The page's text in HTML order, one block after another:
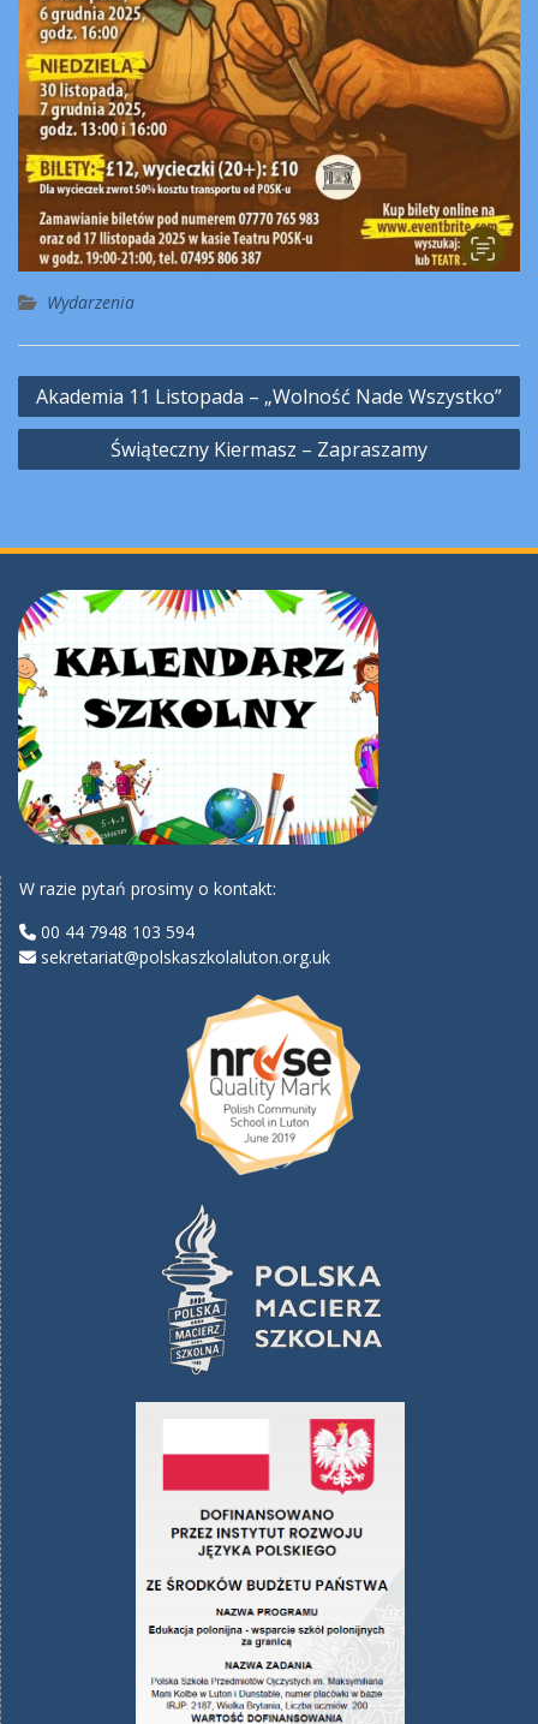
Wydarzenia
Nawigacja
wpisu
Akademia 11 Listopada – „Wolność Nade Wszystko”
Świąteczny Kiermasz – Zapraszamy
W razie pytań prosimy o kontakt:
00 44 7948 103 594
sekretariat@polskaszkolaluton.org.uk